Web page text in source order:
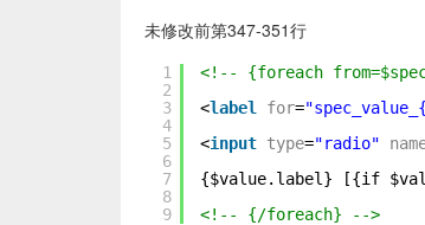
未修改前第347-351行
1
2
3
4
5
6
7
8
9
<!-- {foreach
<label for=
<input type="radio"
{$value.label} [{if
<!-- {/foreach} -->